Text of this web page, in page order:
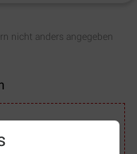
nicht anders angegeben